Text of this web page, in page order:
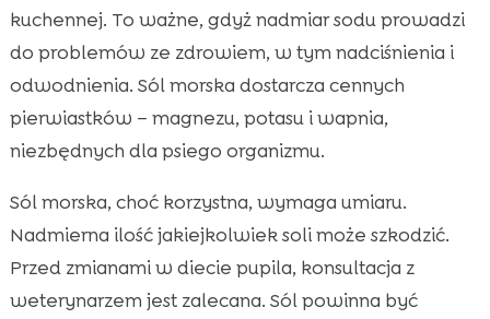
kuchennej. To ważne, gdyż nadmiar sodu prowadzi
do problemów ze zdrowiem, w tym nadciśnienia i
odwodnienia. Sól morska dostarcza cennych
pierwiastków – magnezu, potasu i wapnia,
niezbędnych dla psiego organizmu.
Sól morska, choć korzystna, wymaga umiaru.
Nadmierna ilość jakiejkolwiek soli może szkodzić.
Przed zmianami w diecie pupila, konsultacja z
weterynarzem jest zalecana. Sól powinna być